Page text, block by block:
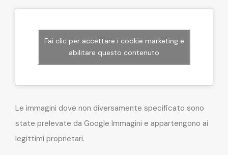
Fai clic per accettare i cookie marketing e
abilitare questo contenuto
Le immagini dove non diversamente specificato sono
state prelevate da Google Immagini e appartengono ai
legittimi proprietari.